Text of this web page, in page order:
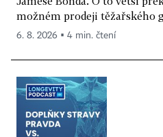
možném prodeji těžařského
6. 8. 2026 ▪ 4 min. čtení